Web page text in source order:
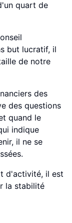
quart de
but lucratif, il
de notre
des
des questions
quand le
indique
il ne se
d'activité, il est
la stabilité